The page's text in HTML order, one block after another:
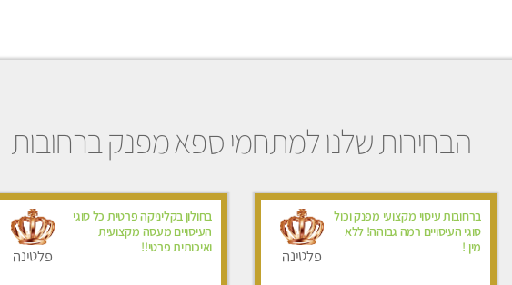
הבחירות שלנו למתחמי ספא מפנק ברחובות
ברחובות עיסוי מקצועי מפנק וכול
סוגי העיסויים רמה גבוהה! ללא
מין !
פלטינה
בחולון בקליניקה פרטית כל סוגי
העיסויים מעסה מקצועית
ואיכותית פרטי!!
פלטינה